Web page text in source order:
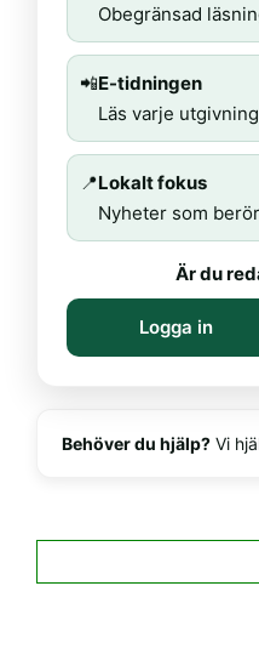
Obegränsad
📲E-tidningen
Läs varje
📍Lokalt fokus
Nyheter som
Är du
Logga in
Behöver du hjälp? Vi